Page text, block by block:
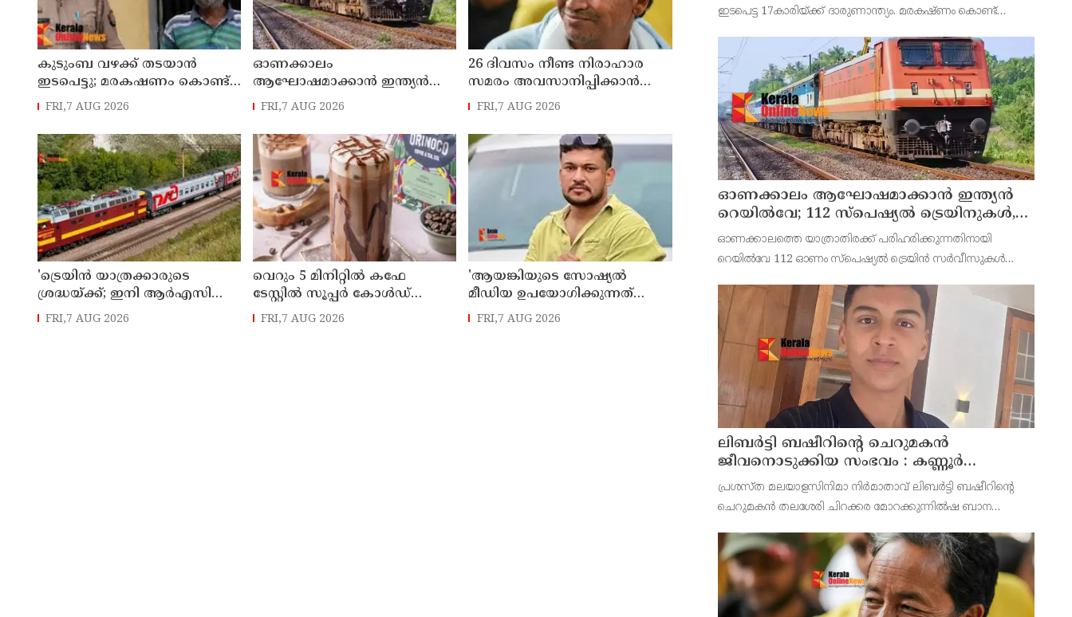
കുടുംബ വഴക്ക് തടയാന്‍
ഇടപെട്ടു; മരകഷണം കൊണ്ട്
പിതാവ് മർദിച്ച 17കാരിക്ക്
FRI,7 AUG 2026
ഓണക്കാലം
ആഘോഷമാക്കാൻ ഇന്ത്യൻ
റെയിൽവേ; 112 സ്പെഷ്യൽ
ബുക്കിംഗുകൾ ഉടൻ
ആരംഭിക്കും
FRI,7 AUG 2026
26 ദിവസം നീണ്ട നിരാഹാര
സമരം അവസാനിപ്പിക്കാൻ
പ്രതിപക്ഷ നേതാവ് രാഹുൽ
തേടിയിരുന്നു ; സോനം
വാങ്ചുക്
FRI,7 AUG 2026
'ട്രെയിൻ യാത്രക്കാരുടെ
ശ്രദ്ധയ്ക്ക്‌; ഇനി ആർഎസി
ടിക്കറ്റുകാർക്കും കമ്പിളിപ്പുതപ്പ്
ലഭിക്കും
FRI,7 AUG 2026
വെറും 5 മിനിറ്റിൽ കഫേ
ടേസ്റ്റിൽ സൂപ്പർ കോൾഡ്
കോഫി
FRI,7 AUG 2026
'ആയങ്കിയുടെ സോഷ്യൽ
മീഡിയ ഉപയോഗിക്കുന്നത്
മറ്റൊരാൾ? 'അർജുൻ
ആയങ്കിയെ പൂട്ടാനൊരുങ്ങി
FRI,7 AUG 2026
ഇടപെട്ട 17കാരിയ്ക്ക് ദാരുണാന്ത്യം. മരകഷ്ണം കൊണ്ട്
പെൺകുട്ടിയുടെ പിതാവ് രാജേഷ് യാദവിനെ പൊലീസ് അറസ്റ്റ്
ചെയ്തു.
ഓണക്കാലം ആഘോഷമാക്കാൻ ഇന്ത്യൻ
റെയിൽവേ; 112 സ്പെഷ്യൽ ട്രെയിനുകൾ,
ടിക്കറ്റ് ബുക്കിംഗുകൾ ഉടൻ ആരംഭിക്കും
ഓണക്കാലത്തെ യാത്രാതിരക്ക് പരിഹരിക്കുന്നതിനായി
റെയിൽവേ 112 ഓണം സ്പെഷ്യൽ ട്രെയിൻ സർവീസുകൾ
സമയത്താണ് ഈ ട്രെയിനുകൾ ഓടുക. മറുനാടൻ
മലയാളികൾക്കും വിദ്യാ
ലിബർട്ടി ബഷീറിന്റെ ചെറുമകൻ
ജീവനൊടുക്കിയ സംഭവം : കണ്ണൂർ
മൊറാഴയിലെ ജെംസ് ഇൻ്റർനാഷനൽ
സ്കൂളിലെ പ്രധാന അധ്യാപികക്കെതിരെ
പരാതിയുമായിബന്ധുക്കൾ
പ്രശസ്ത മലയാളസിനിമാ നിർമാതാവ് ലിബർട്ടി ബഷീറിന്റെ
ചെറുമകൻ തലശേരി ചിറക്കര മോറക്കുന്നിൽഷ ബാന
ജീവനൊടുക്കിയസംഭവത്തിൽ കണ്ണൂർ മോറാഴയിലെ ജെംസ്
ഇൻ്റർനാഷനൽ സ്കൂൾ പ്രധാന അധ്